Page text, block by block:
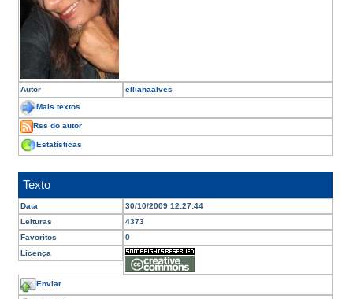
Autor ellianaalves
Mais textos
Rss do autor
Estatísticas
Texto
Data
30/10/2009 12:27:44
Leituras
4373
Favoritos
0
Licença
Enviar